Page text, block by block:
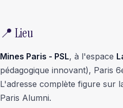
📍 Lieu
Mines Paris - PSL, à l'espace
pédagogique innovant), Paris
L'adresse complète figure sur
Paris Alumni.